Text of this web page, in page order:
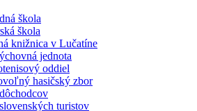
škola
škola
knižnica v Lučatíne
jednota
oddiel
hasičský zbor
turistov